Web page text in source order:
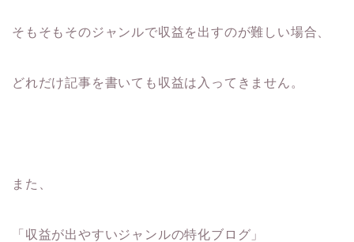
そもそもそのジャンルで収益を出すのが難しい場合、
どれだけ記事を書いても収益は入ってきません。
また、
「収益が出やすいジャンルの特化ブログ」